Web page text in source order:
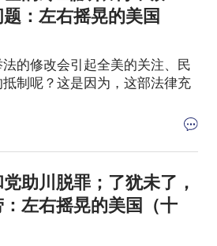
：左右摇晃的美国
的修改会引起全美的关注、民
制呢？这是因为，这部法律充
助川脱罪；了犹未了，
左右摇晃的美国（十